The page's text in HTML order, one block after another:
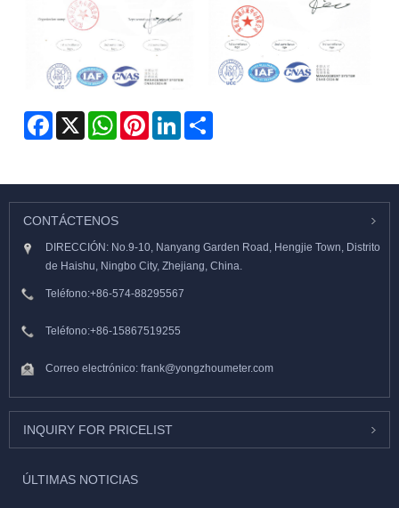
Facebook
X WhatsAppPinterestLinkedIn
CONTÁCTENOS
DIRECCIÓN: No.9-10, Nanyang Garden Road, Hengjie Town, Distrito
de Haishu, Ningbo City, Zhejiang, China.
Teléfono:+86-574-88295567
Teléfono:+86-15867519255
Correo electrónico: frank@yongzhoumeter.com
INQUIRY FOR PRICELIST
ÚLTIMAS NOTICIAS